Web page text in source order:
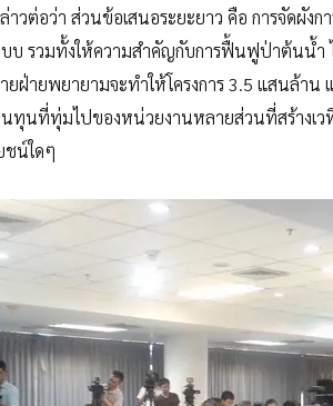
าวต่อว่า ส่วนข้อเสนอระยะยาว คือ การจัดผั
บบ รวมทั้งให้ความสำคัญกับการฟื้นฟูป่าต้นน้ำ
ายฝ่ายพยายามจะทำให้โครงการ 3.5 แสนล้า
งินทุนที่ทุ่มไปของหน่วยงานหลายส่วนที่สร้าง
ชน์ใดๆ